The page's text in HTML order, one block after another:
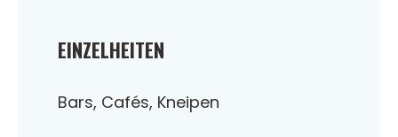
EINZELHEITEN
Bars, Cafés, Kneipen